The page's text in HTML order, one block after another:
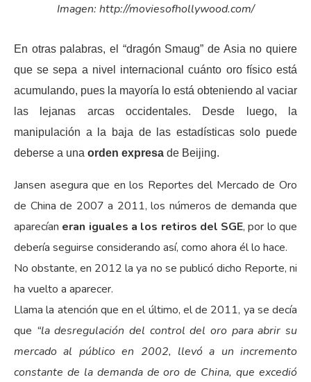
Imagen: http://moviesofhollywood.com/
En otras palabras, el “dragón Smaug” de Asia no quiere
que se sepa a nivel internacional cuánto oro físico está
acumulando, pues la mayoría lo está obteniendo al vaciar
las lejanas arcas occidentales. Desde luego, la
manipulación a la baja de las estadísticas solo puede
deberse a una orden expresa de Beijing.
Jansen asegura que en los Reportes del Mercado de Oro
de China de 2007 a 2011, los números de demanda que
aparecían eran iguales a los retiros del SGE, por lo que
debería seguirse considerando así, como ahora él lo hace.
No obstante, en 2012 la ya no se publicó dicho Reporte, ni
ha vuelto a aparecer.
Llama la atención que en el último, el de 2011, ya se decía
que “la desregulación del control del oro para abrir su
mercado al público en 2002, llevó a un incremento
constante de la demanda de oro de China, que excedió